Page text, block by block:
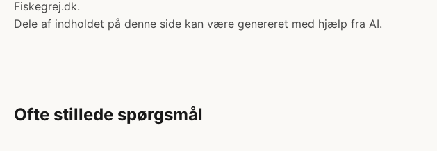
Fiskegrej.dk.
Dele af indholdet på denne side kan være genereret med hjælp fra AI.
Ofte stillede spørgsmål